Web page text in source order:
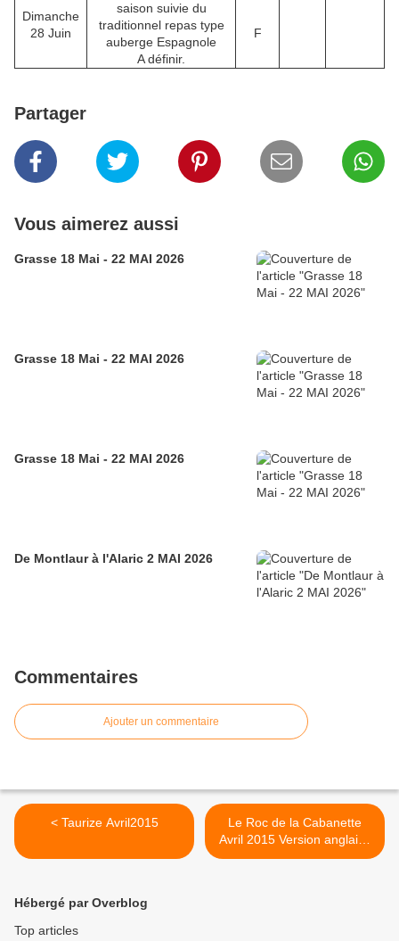
Dimanche
28 Juin
saison suivie du
traditionnel repas type
auberge Espagnole
A définir.
F
Partager
Vous aimerez aussi
Grasse 18 Mai - 22 MAI 2026
Grasse 18 Mai - 22 MAI 2026
Grasse 18 Mai - 22 MAI 2026
De Montlaur à l'Alaric 2 MAI 2026
Commentaires
Ajouter un commentaire
< Taurize Avril2015
Le Roc de la Cabanette
Avril 2015 Version anglaise
>
Hébergé par Overblog
Top articles